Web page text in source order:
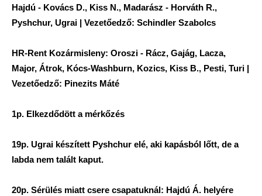
Hajdú - Kovács D., Kiss N., Madarász - Horváth R.,
Pyshchur, Ugrai | Vezetőedző: Schindler Szabolcs
HR-Rent Kozármisleny: Oroszi - Rácz, Gajág, Lacza,
Major, Átrok, Kócs-Washburn, Kozics, Kiss B., Pesti, Turi |
Vezetőedző: Pinezits Máté
1p. Elkezdődött a mérkőzés
19p. Ugrai készített Pyshchur elé, aki kapásból lőtt, de a
labda nem talált kaput.
20p. Sérülés miatt csere csapatuknál: Hajdú Á. helyére